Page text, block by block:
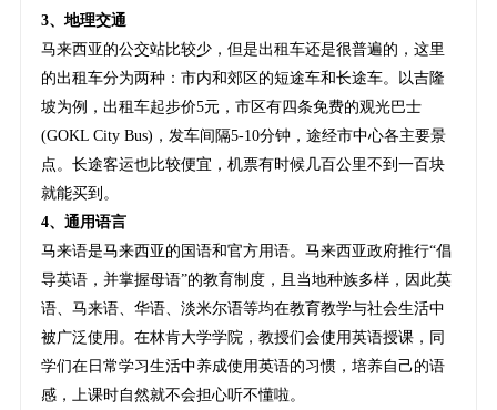
3、地理交通
马来西亚的公交站比较少，但是出租车还是很普遍的，这里
的出租车分为两种：市内和郊区的短途车和长途车。以吉隆
坡为例，出租车起步价5元，市区有四条免费的观光巴士
(GOKL City Bus)，发车间隔5-10分钟，途经市中心各主要景
点。长途客运也比较便宜，机票有时候几百公里不到一百块
就能买到。
4、通用语言
马来语是马来西亚的国语和官方用语。马来西亚政府推行“倡
导英语，并掌握母语”的教育制度，且当地种族多样，因此英
语、马来语、华语、淡米尔语等均在教育教学与社会生活中
被广泛使用。在林肯大学学院，教授们会使用英语授课，同
学们在日常学习生活中养成使用英语的习惯，培养自己的语
感，上课时自然就不会担心听不懂啦。